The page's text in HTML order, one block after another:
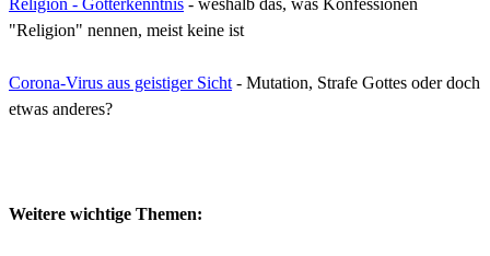
Religion - Gotterkenntnis - weshalb das, was Konfessionen
"Religion" nennen, meist keine ist
Corona-Virus aus geistiger Sicht - Mutation, Strafe Gottes oder doch
etwas anderes?
Weitere wichtige Themen: